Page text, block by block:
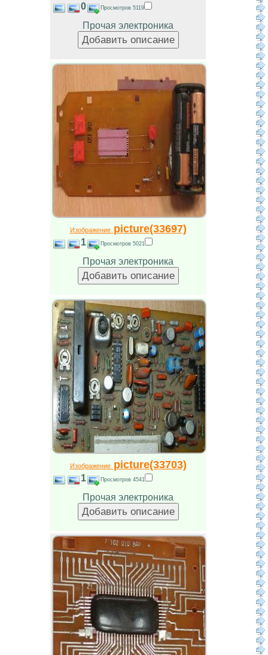
0 Просмотров 5119
Прочая электроника
Изображениеpicture(33697)
1 Просмотров 5021
Прочая электроника
Изображениеpicture(33703)
1 Просмотров 4541
Прочая электроника